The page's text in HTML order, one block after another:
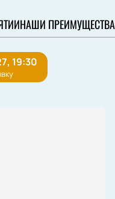
НАШИ ПРЕИМУЩЕСТВА